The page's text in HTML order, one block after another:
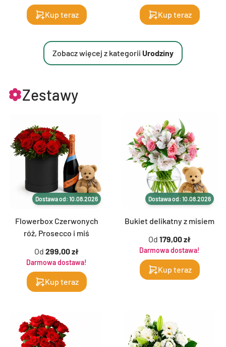
Kup teraz Kup teraz
Zobacz więcej z kategorii Urodziny
Zestawy
Dostawa od: 10.08.2026
Flowerbox Czerwonych
róż, Prosecco i miś
Od 299,00 zł
Darmowa dostawa!
Kup teraz
Dostawa od: 10.08.2026
Bukiet delikatny z misiem
Od 179,00 zł
Darmowa dostawa!
Kup teraz